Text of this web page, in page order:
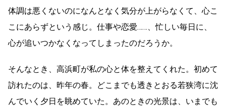
体調は悪くないのになんとなく気分が上がらなくて、心こ
こにあらずという感じ。仕事や恋愛……、忙しい毎日に、
心が追いつかなくなってしまったのだろうか。
そんなとき、高浜町が私の心と体を整えてくれた。初めて
訪れたのは、昨年の春。どこまでも透きとおる若狭湾に沈
んでいく夕日を眺めていた。あのときの光景は、いまでも